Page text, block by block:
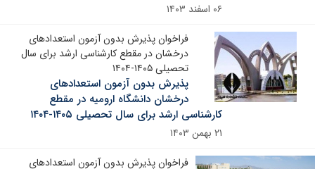
۰۶ اسفند ۱۴۰۳
فراخوان پذیرش بدون آزمون استعدادهای
درخشان در مقطع کارشناسی ارشد برای سال
تحصیلی ۱۴۰۵-۱۴۰۴
پذیرش بدون آزمون استعدادهای
درخشان دانشگاه ارومیه در مقطع
کارشناسی ارشد برای سال تحصیلی ۱۴۰۵-۱۴۰۴
۲۱ بهمن ۱۴۰۳
فراخوان پذیرش بدون آزمون استعدادهای